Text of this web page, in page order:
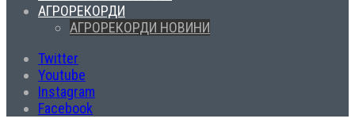
АГРОРЕКОРДИ
АГРОРЕКОРДИ НОВИНИ
Twitter
Youtube
Instagram
Facebook